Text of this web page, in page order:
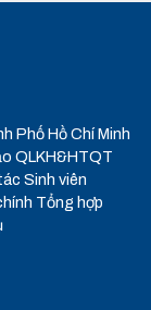
Phố Hồ Chí Minh
QLKH&HTQT
Sinh viên
Tổng hợp